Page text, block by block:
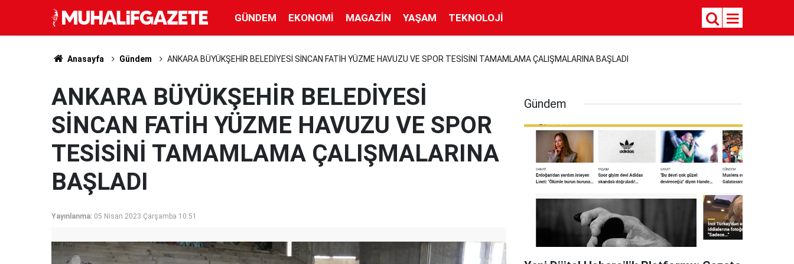
GÜNDEM EKONOMI MAGAZIN YAŞAM TEKNOLOJI
Anasayfa Gündem ANKARA BÜYÜKŞEHİR BELEDİYESİ SİNCAN FATİH YÜZME HAVUZU VE SPOR TESİSİNİ TAMAMLAMA ÇALIŞMALARINA BAŞLADI
ANKARA BÜYÜKŞEHİR BELEDİYESİ
SİNCAN FATİH YÜZME HAVUZU VE SPOR
TESİSİNİ TAMAMLAMA ÇALIŞMALARINA
BAŞLADI
Yayınlanma: 05 Nisan 2023 Çarşamba 10:51
Gündem